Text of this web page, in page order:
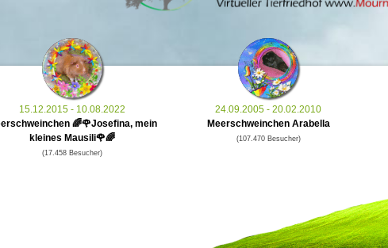
15.12.2015 - 10.08.2022
🌈🌹Josefina, mein
kleines Mausili🌹🌈
(17.458 Besucher)
24.09.2005 - 20.02.2010
Meerschweinchen Arabella
(107.470 Besucher)